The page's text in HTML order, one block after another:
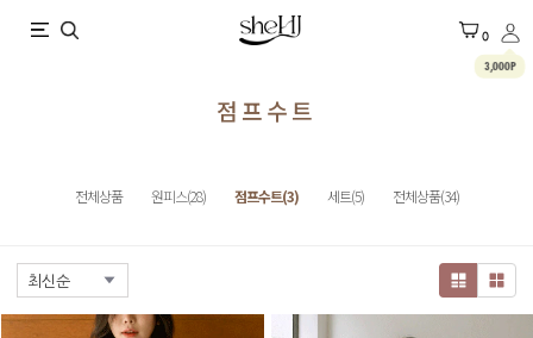
X 0
3,000P
점프수트
전체상품 원피스(28) 점프수트(3) 세트(5) 전체상품(34)